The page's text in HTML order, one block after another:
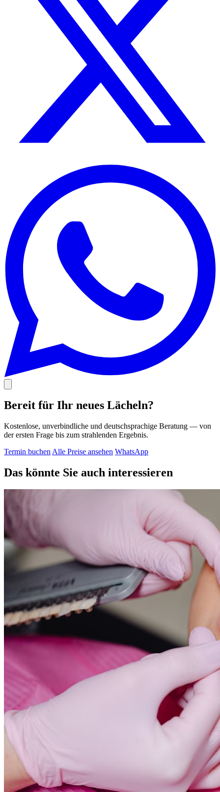
Bereit für Ihr neues Lächeln?
Kostenlose, unverbindliche und deutschsprachige Beratung — von
der ersten Frage bis zum strahlenden Ergebnis.
Termin buchen Alle Preise ansehen WhatsApp
Das könnte Sie auch interessieren